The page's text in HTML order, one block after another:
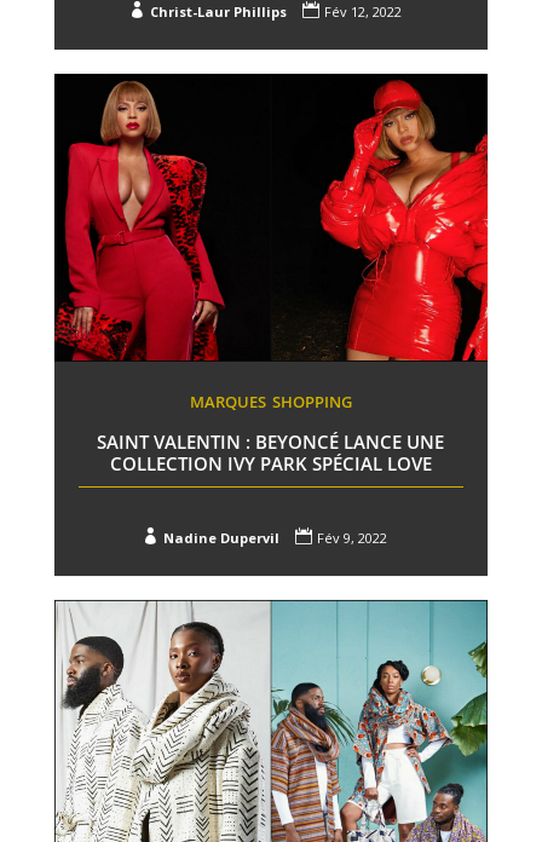
 Christ-Laur Phillips  Fév 12, 2022
MARQUES SHOPPING
SAINT VALENTIN : BEYONCÉ LANCE UNE
COLLECTION IVY PARK SPÉCIAL LOVE
 Nadine Dupervil  Fév 9, 2022